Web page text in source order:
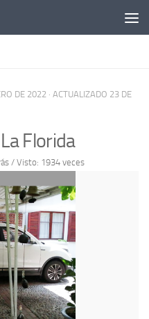
DE 2022 · ACTUALIZADO 23 DE
Florida
/ Visto: 1934 veces